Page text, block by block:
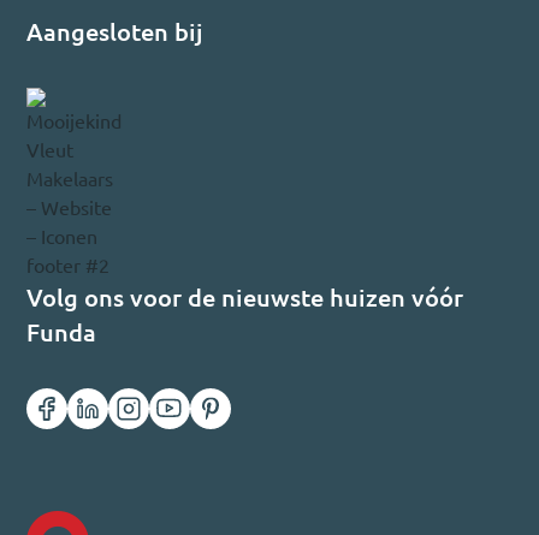
Aangesloten bij
Volg ons voor de nieuwste huizen vóór
Funda